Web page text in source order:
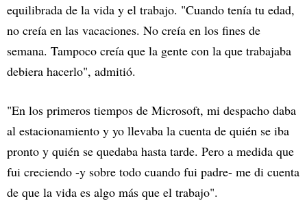
equilibrada de la vida y el trabajo. "Cuando tenía tu edad,
no creía en las vacaciones. No creía en los fines de
semana. Tampoco creía que la gente con la que trabajaba
debiera hacerlo", admitió.
"En los primeros tiempos de Microsoft, mi despacho daba
al estacionamiento y yo llevaba la cuenta de quién se iba
pronto y quién se quedaba hasta tarde. Pero a medida que
fui creciendo -y sobre todo cuando fui padre- me di cuenta
de que la vida es algo más que el trabajo".